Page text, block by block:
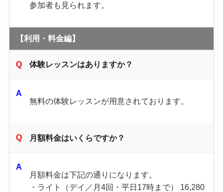
参加者も見られます。
【利用・料金編】
体験レッスンはありますか？
無料の体験レッスンが用意されております。
月額料金はいくらですか？
月額料金は下記の通りになります。
・ライト（デイ／月4回・平日17時まで） 16,280